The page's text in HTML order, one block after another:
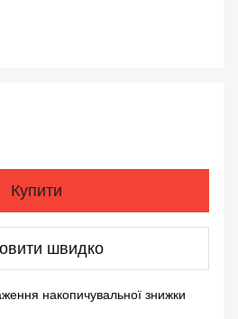
Купити
швидко
накопичувальної знижки